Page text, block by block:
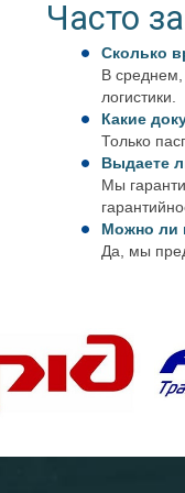
Часто
Сколько
В среднем,
логистики.
Какие
Только
Выдаете
Мы
Можно ли
Да, мы